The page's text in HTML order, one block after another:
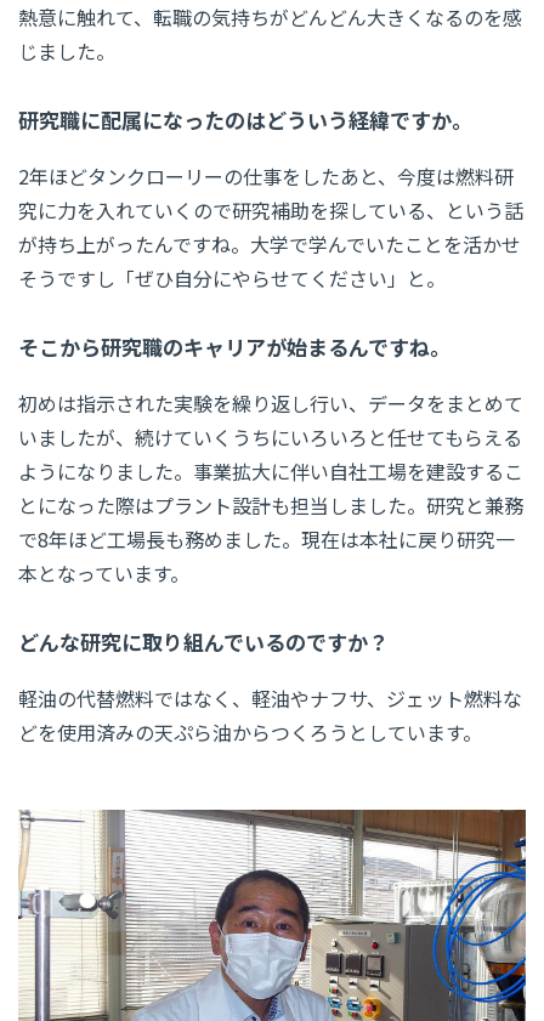
熱意に触れて、転職の気持ちがどんどん大きくなるのを感
じました。
研究職に配属になったのはどういう経緯ですか。
2年ほどタンクローリーの仕事をしたあと、今度は燃料研
究に力を入れていくので研究補助を探している、という話
が持ち上がったんですね。大学で学んでいたことを活かせ
そうですし「ぜひ自分にやらせてください」と。
そこから研究職のキャリアが始まるんですね。
初めは指示された実験を繰り返し行い、データをまとめて
いましたが、続けていくうちにいろいろと任せてもらえる
ようになりました。事業拡大に伴い自社工場を建設するこ
とになった際はプラント設計も担当しました。研究と兼務
で8年ほど工場長も務めました。現在は本社に戻り研究一
本となっています。
どんな研究に取り組んでいるのですか？
軽油の代替燃料ではなく、軽油やナフサ、ジェット燃料な
どを使用済みの天ぷら油からつくろうとしています。